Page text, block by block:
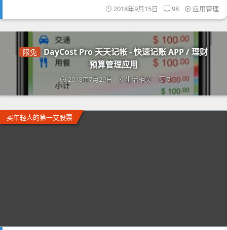
2018年9月15日 98 应用管理
限免
DayCost Pro 天天记帐 - 快速记账 APP / 理财
预算管理应用
2018年7月29日 生活相关 7
买年轻人的第一支股票